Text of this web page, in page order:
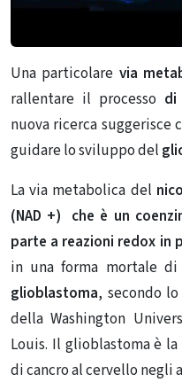
Una particolare via
rallentare il processo di
nuova ricerca suggerisce
guidare lo sviluppo del
La via metabolica del
(NAD +) che è un
parte a reazioni redox in
in una forma mortale
glioblastoma, secondo
della Washington
Louis. Il glioblastoma è
di cancro al cervello negli